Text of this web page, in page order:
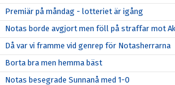
Premiär på måndag - lotteriet är igång
Notas borde avgjort men föll på straffar mot
Då var vi framme vid genrep för Notasherrarna
Borta bra men hemma bäst
Notas besegrade Sunnanå med 1-0